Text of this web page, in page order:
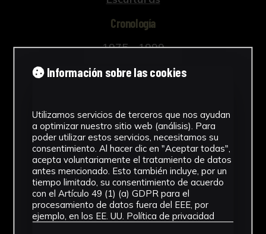
Cronología
1975 - 1999
Estilo
Técnica
Técnica mixta
Ver más
Descargar Ficha
Información sobre las cookies
Utilizamos servicios de terceros que nos ayudan
a optimizar nuestro sitio web (análisis). Para
poder utilizar estos servicios, necesitamos su
consentimiento. Al hacer clic en "Aceptar todas",
acepta voluntariamente el tratamiento de datos
antes mencionado. Esto también incluye, por un
tiempo limitado, su consentimiento de acuerdo
con el Artículo 49 (1) (a) GDPR para el
procesamiento de datos fuera del EEE, por
ejemplo, en los EE. UU. Política de privacidad